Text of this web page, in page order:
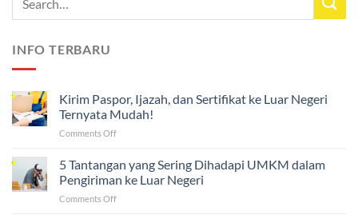
INFO TERBARU
Kirim Paspor, Ijazah, dan Sertifikat ke Luar Negeri
Ternyata Mudah!
Comments Offon
Ijazah,
dan
Sertifikat
5 Tantangan yang Sering Dihadapi UMKM dalam
Pengiriman ke Luar Negeri
Comments Offon